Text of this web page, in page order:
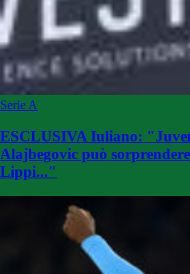
Serie A
ESCLUSIVA Iuliano:
Alajbegovic può
Lippi..."